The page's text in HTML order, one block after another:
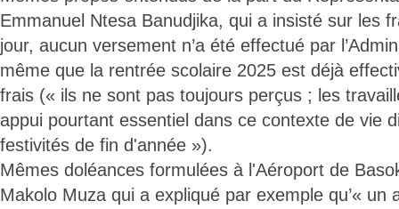
Emmanuel Ntesa Banudjika, qui a insisté sur les
jour, aucun versement n’a été effectué par
même que la rentrée scolaire 2025 est déjà
frais (« ils ne sont pas toujours perçus ; les
appui pourtant essentiel dans ce contexte de vie
festivités de fin d'année »).
Mêmes doléances formulées à l'Aéroport de
Makolo Muza qui a expliqué par exemple qu’« un